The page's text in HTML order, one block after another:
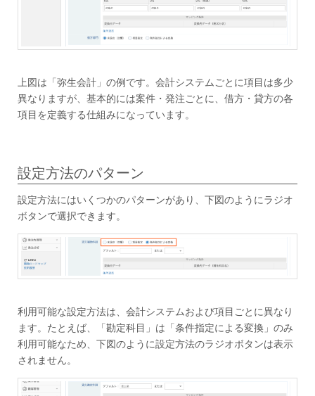
上図は「弥生会計」の例です。会計システムごとに項目は多少
異なりますが、基本的には案件・発注ごとに、借方・貸方の各
項目を定義する仕組みになっています。
設定方法のパターン
設定方法にはいくつかのパターンがあり、下図のようにラジオ
ボタンで選択できます。
利用可能な設定方法は、会計システムおよび項目ごとに異なり
ます。たとえば、「勘定科目」は「条件指定による変換」のみ
利用可能なため、下図のように設定方法のラジオボタンは表示
されません。